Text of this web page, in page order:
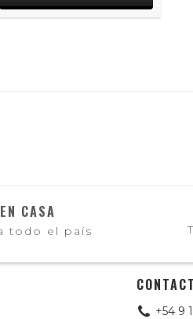
CASA
todo el país
+54 9